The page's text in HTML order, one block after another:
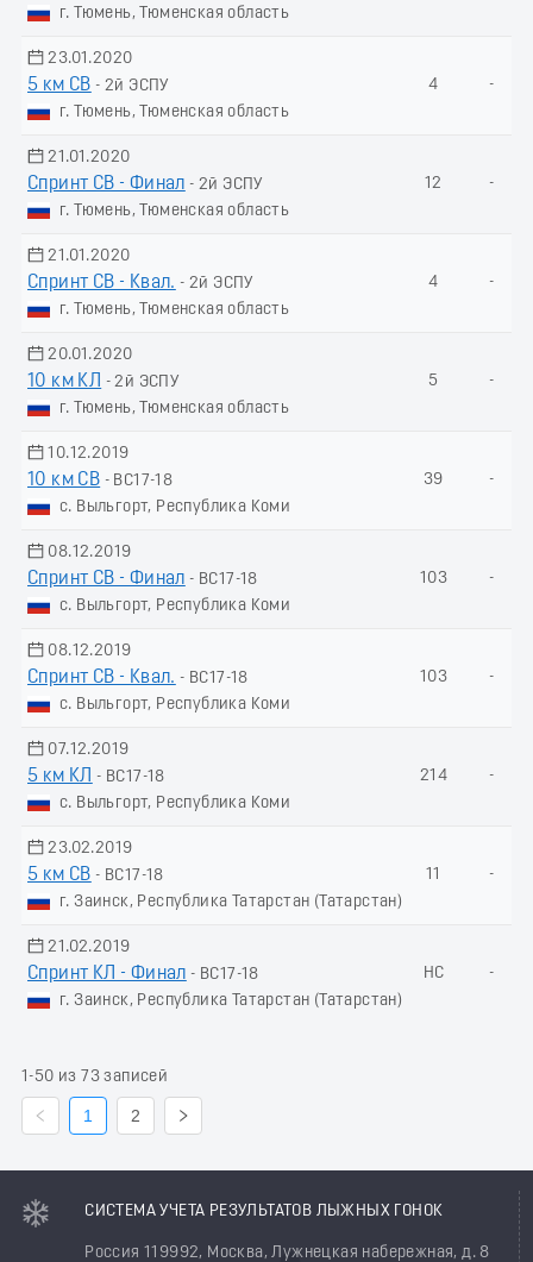
г. Тюмень, Тюменская область
23.01.2020
5 км СВ - 2й ЭСПУ
г. Тюмень, Тюменская область
4 -
21.01.2020
Спринт СВ - Финал - 2й ЭСПУ
г. Тюмень, Тюменская область
12 -
21.01.2020
Спринт СВ - Квал. - 2й ЭСПУ
г. Тюмень, Тюменская область
4 -
20.01.2020
10 км КЛ
- 2й ЭСПУ
г. Тюмень, Тюменская область
5 -
10.12.2019
10 км СВ - ВС17-18
с. Выльгорт, Республика Коми
39 -
08.12.2019
Спринт СВ - Финал - ВС17-18
с. Выльгорт, Республика Коми
103 -
08.12.2019
Спринт СВ - Квал. - ВС17-18
с. Выльгорт, Республика Коми
103 -
07.12.2019
5 км КЛ
- ВС17-18
с. Выльгорт, Республика Коми
214 -
23.02.2019
5 км СВ - ВС17-18
г. Заинск, Республика Татарстан (Татарстан)
11 -
21.02.2019
Спринт КЛ - Финал - ВС17-18
г. Заинск, Республика Татарстан (Татарстан)
НС -
1-50 из 73 записей
1 2
СИСТЕМА УЧЕТА РЕЗУЛЬТАТОВ ЛЫЖНЫХ ГОНОК
Россия 119992, Москва, Лужнецкая набережная, д. 8